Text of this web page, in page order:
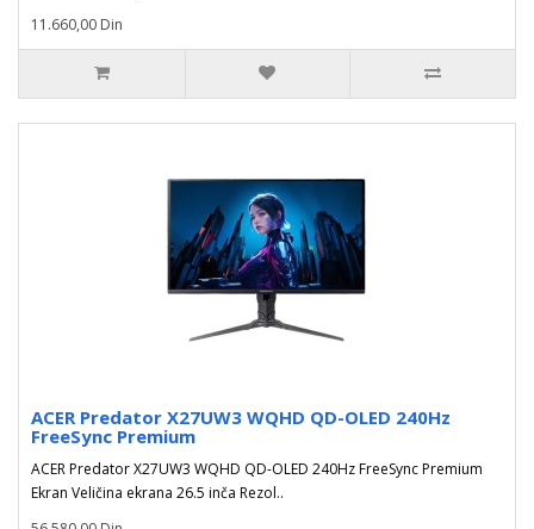
11.660,00 Din
ACER Predator X27UW3 WQHD QD-OLED 240Hz
FreeSync Premium
ACER Predator X27UW3 WQHD QD-OLED 240Hz FreeSync Premium
Ekran Veličina ekrana 26.5 inča Rezol..